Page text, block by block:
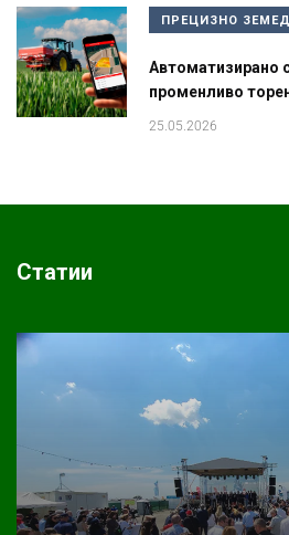
ПРЕЦИЗНО
Автоматизирано
променливо
25.05.2026
Статии